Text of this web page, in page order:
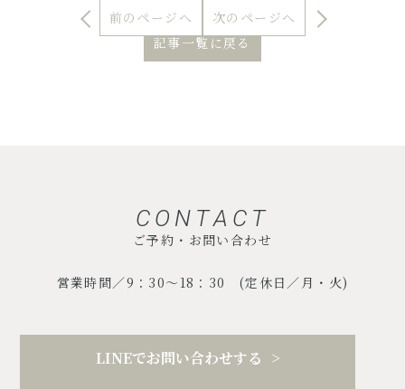
前のページへ
記事一覧に戻る
次のページへ
CONTACT
ご予約・お問い合わせ
営業時間／9：30～18：30 (定休日／月・火)
LINEでお問い合わせする